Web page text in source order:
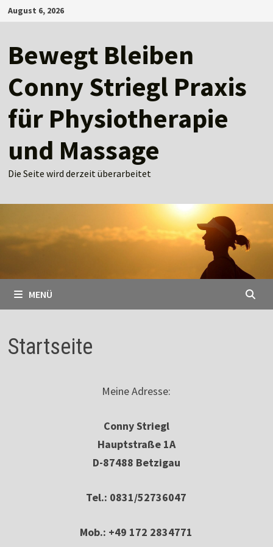
Zum
Inhalt
August 6, 2026
Bewegt Bleiben
Conny Striegl Praxis
für Physiotherapie
und Massage
Die Seite wird derzeit überarbeitet
MENÜ
Startseite
Meine Adresse:
Conny Striegl
Hauptstraße 1A
D-87488 Betzigau
Tel.: 0831/52736047
Mob.: +49 172 2834771